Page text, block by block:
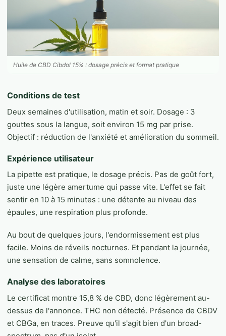
Huile de CBD Cibdol 15% : dosage précis et format pratique
Conditions de test
Deux semaines d'utilisation, matin et soir. Dosage : 3
gouttes sous la langue, soit environ 15 mg par prise.
Objectif : réduction de l'anxiété et amélioration du sommeil.
Expérience utilisateur
La pipette est pratique, le dosage précis. Pas de goût fort,
juste une légère amertume qui passe vite. L'effet se fait
sentir en 10 à 15 minutes : une détente au niveau des
épaules, une respiration plus profonde.
Au bout de quelques jours, l'endormissement est plus
facile. Moins de réveils nocturnes. Et pendant la journée,
une sensation de calme, sans somnolence.
Analyse des laboratoires
Le certificat montre 15,8 % de CBD, donc légèrement au-
dessus de l'annonce. THC non détecté. Présence de CBDV
et CBGa, en traces. Preuve qu'il s'agit bien d'un broad-